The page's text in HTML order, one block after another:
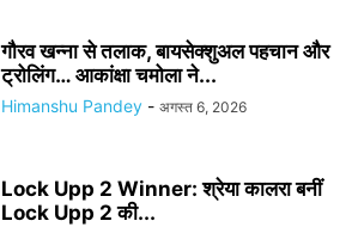
गौरव खन्ना से तलाक, बायसेक्शुअल पहचान और
ट्रोलिंग… आकांक्षा चमोला ने...
Himanshu Pandey - अगस्त 6, 2026
Lock Upp 2 Winner: श्रेया कालरा बनीं
Lock Upp 2 की...